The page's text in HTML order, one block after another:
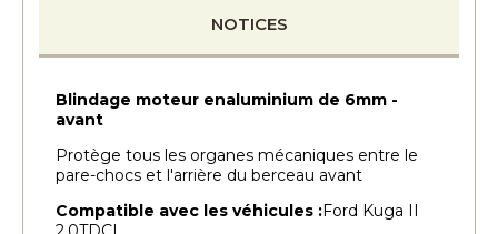
NOTICES
Blindage moteur enaluminium de 6mm -
avant
Protège tous les organes mécaniques entre le
pare-chocs et l'arrière du berceau avant
Compatible avec les véhicules :Ford Kuga II